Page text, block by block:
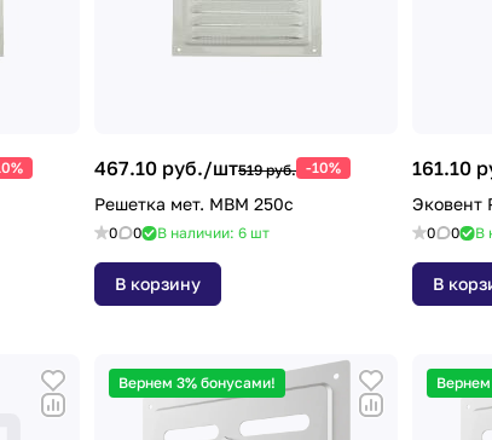
467.10 руб./шт519 руб. -10%
Решетка мет. МВМ 250с
0 0 В наличии: 6 шт
В корзину
161.10
Эковент
0 0 В
В
Вернем 3% бонусами!